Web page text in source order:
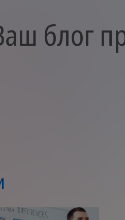
блог